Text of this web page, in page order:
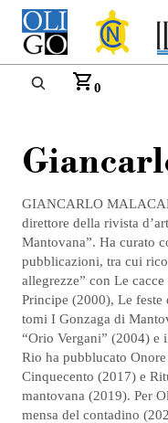
0
GIANCARLO
direttore della rivista
Mantovana”. Ha curato
pubblicazioni, tra cui
allegrezze” con Le
Principe (2000), Le feste
tomi I Gonzaga di
“Orio Vergani” (2004) e
Rio ha pubblucato
Cinquecento (2017) e
mantovana (2019). Per
mensa del contadino